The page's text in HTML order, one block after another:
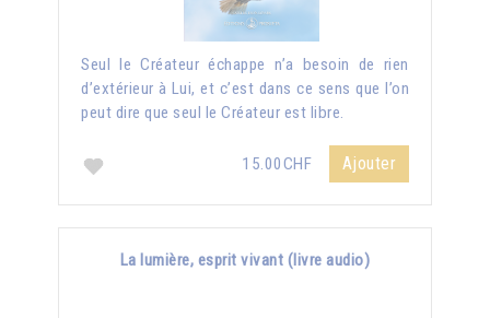
Seul le Créateur échappe n’a besoin de rien
d’extérieur à Lui, et c’est dans ce sens que l’on
peut dire que seul le Créateur est libre.
15.00CHF Ajouter
La lumière, esprit vivant (livre audio)